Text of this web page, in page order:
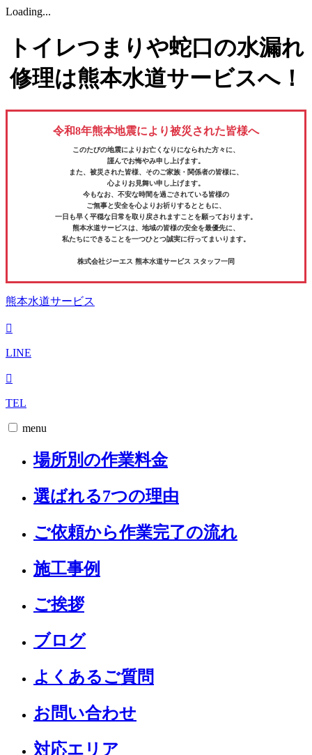
Loading...
トイレつまりや蛇口の水漏れ
修理は熊本水道サービスへ！
令和8年熊本地震により被災された皆様へ
このたびの地震によりお亡くなりになられた方々に、
謹んでお悔やみ申し上げます。
また、被災された皆様、そのご家族・関係者の皆様に、
心よりお見舞い申し上げます。
今もなお、不安な時間を過ごされている皆様の
ご無事と安全を心よりお祈りするとともに、
一日も早く平穏な日常を取り戻されますことを願っております。
熊本水道サービスは、地域の皆様の安全を最優先に、
私たちにできることを一つひとつ誠実に行ってまいります。
株式会社ジーエス 熊本水道サービス スタッフ一同
熊本水道サービス
LINE
TEL
menu
場所別の作業料金
選ばれる7つの理由
ご依頼から作業完了の流れ
施工事例
ご挨拶
ブログ
よくあるご質問
お問い合わせ
対応エリア